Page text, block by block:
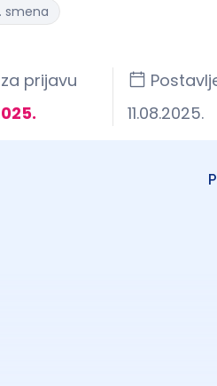
prijavu
11.08.2025.
smena